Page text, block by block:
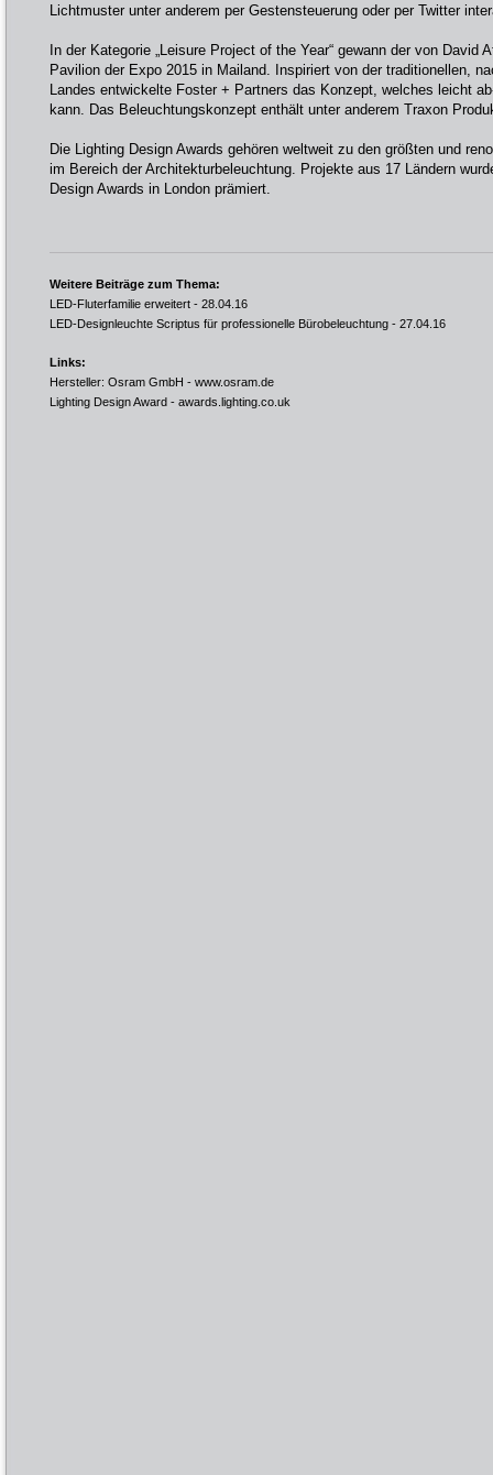
Lichtmuster unter anderem per Gestensteuerung oder per Twitter
In der Kategorie „Leisure Project of the Year“ gewann der von David
Pavilion der Expo 2015 in Mailand. Inspiriert von der traditionellen,
Landes entwickelte Foster + Partners das Konzept, welches leicht
kann. Das Beleuchtungskonzept enthält unter anderem Traxon
Die Lighting Design Awards gehören weltweit zu den größten und
im Bereich der Architekturbeleuchtung. Projekte aus 17 Ländern
Design Awards in London prämiert.
Weitere Beiträge zum Thema:
LED-Fluterfamilie erweitert - 28.04.16
LED-Designleuchte Scriptus für professionelle Bürobeleuchtung - 27.04.16
Links:
Hersteller: Osram GmbH - www.osram.de
Lighting Design Award - awards.lighting.co.uk